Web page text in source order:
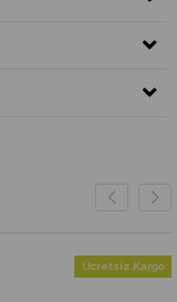
Ücretsiz Kargo